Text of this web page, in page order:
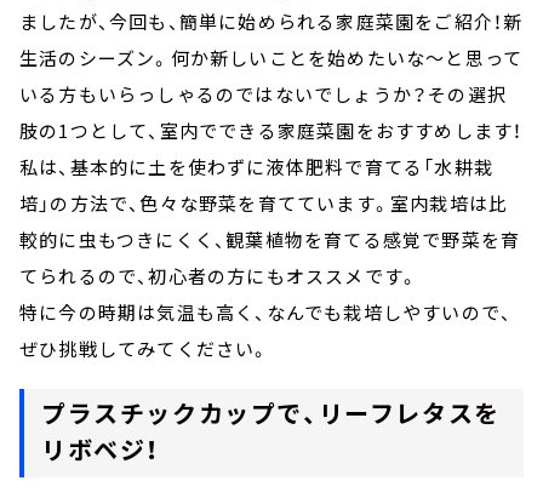
ましたが、今回も、簡単に始められる家庭菜園をご紹介！新
生活のシーズン。何か新しいことを始めたいな～と思って
いる方もいらっしゃるのではないでしょうか？その選択
肢の1つとして、室内でできる家庭菜園をおすすめします！
私は、基本的に土を使わずに液体肥料で育てる「水耕栽
培」の方法で、色々な野菜を育てています。室内栽培は比
較的に虫もつきにくく、観葉植物を育てる感覚で野菜を育
てられるので、初心者の方にもオススメです。
特に今の時期は気温も高く、なんでも栽培しやすいので、
ぜひ挑戦してみてください。
プラスチックカップで、リーフレタスを
リボベジ！